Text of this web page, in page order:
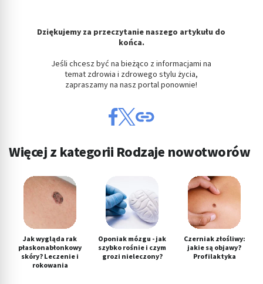
Dziękujemy za przeczytanie naszego artykułu do
końca.
Jeśli chcesz być na bieżąco z informacjami na
temat zdrowia i zdrowego stylu życia,
zapraszamy na nasz portal ponownie!
Więcej z kategorii Rodzaje nowotworów
Jak wygląda rak
płaskonabłonkowy
skóry? Leczenie i
rokowania
Oponiak mózgu - jak
szybko rośnie i czym
grozi nieleczony?
Czerniak złośliwy:
jakie są objawy?
Profilaktyka